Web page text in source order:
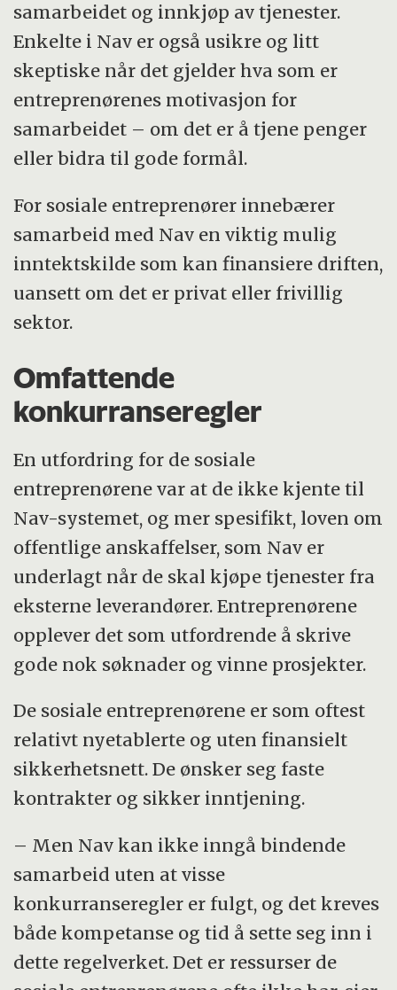
samarbeidet og innkjøp av tjenester.
Enkelte i Nav er også usikre og litt
skeptiske når det gjelder hva som er
entreprenørenes motivasjon for
samarbeidet – om det er å tjene penger
eller bidra til gode formål.
For sosiale entreprenører innebærer
samarbeid med Nav en viktig mulig
inntektskilde som kan finansiere driften,
uansett om det er privat eller frivillig
sektor.
Omfattende
konkurranseregler
En utfordring for de sosiale
entreprenørene var at de ikke kjente til
Nav-systemet, og mer spesifikt, loven om
offentlige anskaffelser, som Nav er
underlagt når de skal kjøpe tjenester fra
eksterne leverandører. Entreprenørene
opplever det som utfordrende å skrive
gode nok søknader og vinne prosjekter.
De sosiale entreprenørene er som oftest
relativt nyetablerte og uten finansielt
sikkerhetsnett. De ønsker seg faste
kontrakter og sikker inntjening.
– Men Nav kan ikke inngå bindende
samarbeid uten at visse
konkurranseregler er fulgt, og det kreves
både kompetanse og tid å sette seg inn i
dette regelverket. Det er ressurser de